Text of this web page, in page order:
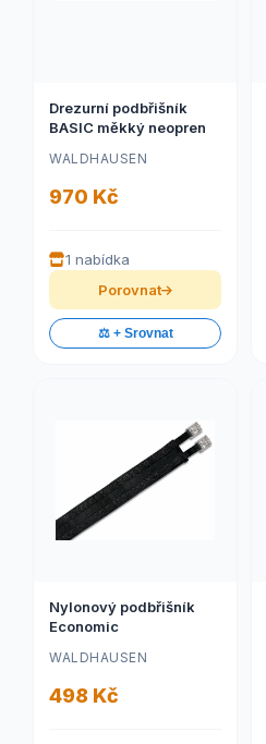
Drezurní podbřišník
BASIC měkký neopren
WALDHAUSEN
970 Kč
1 nabídka
Porovnat
⚖️ + Srovnat
Nylonový podbřišník
Economic
WALDHAUSEN
498 Kč